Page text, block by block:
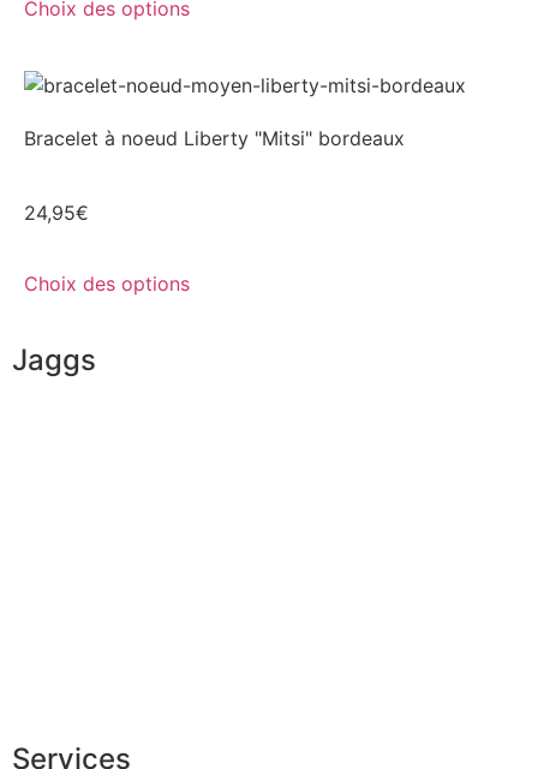
Choix des options
Bracelet à noeud Liberty "Mitsi" bordeaux
24,95€
Choix des options
Jaggs
Services